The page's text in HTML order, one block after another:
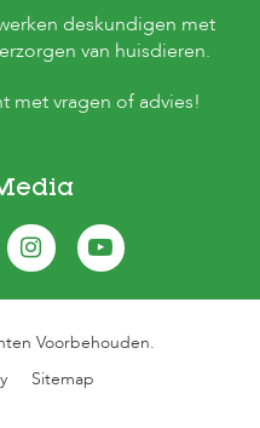
deskundigen met
van huisdieren.
met vragen of advies!
Voorbehouden.
Sitemap